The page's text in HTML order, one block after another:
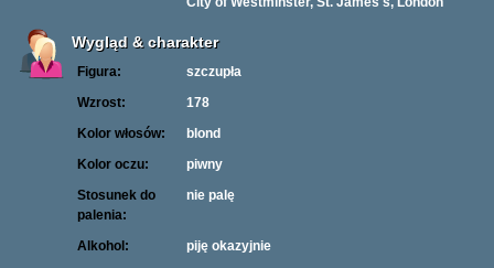
Wygląd & charakter
Figura:
szczupła
Wzrost:
178
Kolor włosów:
blond
Kolor oczu:
piwny
Stosunek do
palenia:
nie palę
Alkohol:
piję okazyjnie